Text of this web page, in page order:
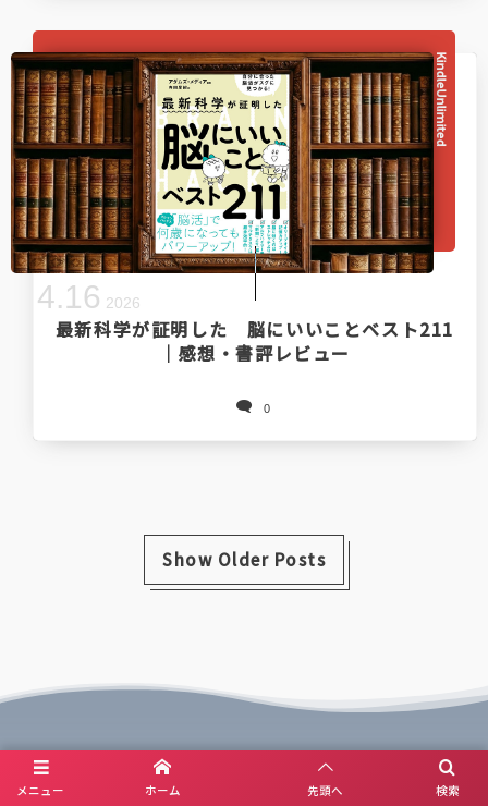
KindleUnlimited
最新科学が証明した 脳にいいことベスト211
｜感想・書評レビュー
0
4.16 2026
Show Older Posts
メニュー 検索
ホーム 先頭へ